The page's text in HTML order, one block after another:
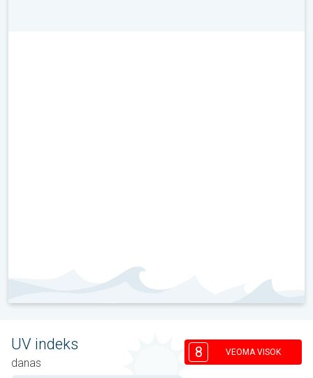
UV indeks
danas
8 VEOMA VISOK